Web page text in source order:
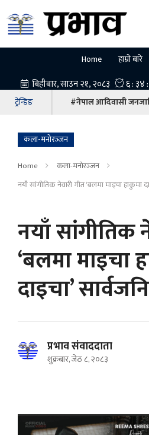
Home हाम्रो बारे
ट्रेन्डिङ #नेपाल आदिवासी
कला-मनोरञ्‍जन
Home
कला-मनोरञ्‍जन
नयाँ सांगीतिक नेवारी गीत ‘बलमा माइचा हाकुमा
नयाँ सांगीतिक
‘बलमा माइचा
दाइचा’
प्रभाव संवाददाता
शुक्रबार, जेठ ८, २०८३